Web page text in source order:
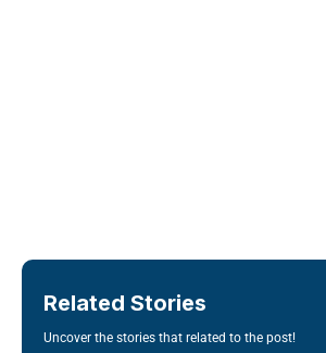
Related Stories
Uncover the stories that related to the post!